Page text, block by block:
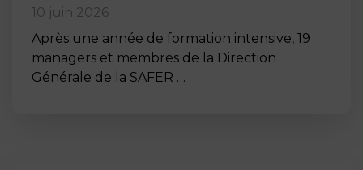
10 juin 2026
Après une année de formation intensive, 19
managers et membres de la Direction
Générale de la SAFER …